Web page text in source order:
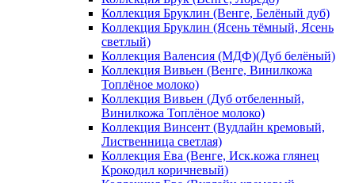
Коллекция Бруклин (Венге, Белёный дуб)
Коллекция Бруклин (Ясень тёмный, Ясень
светлый)
Коллекция Валенсия (МДФ)(Дуб белёный)
Коллекция Вивьен (Венге, Винилкожа
Топлёное молоко)
Коллекция Вивьен (Дуб отбеленный,
Винилкожа Топлёное молоко)
Коллекция Винсент (Вудлайн кремовый,
Лиственница светлая)
Коллекция Ева (Венге, Иск.кожа глянец
Крокодил коричневый)